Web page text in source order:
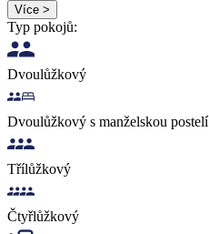
Více >
Typ pokojů:
Dvoulůžkový
Dvoulůžkový s manželskou postelí
Třílůžkový
Čtyřlůžkový